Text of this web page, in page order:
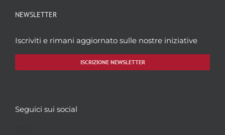
NEWSLETTER
Iscriviti e rimani aggiornato sulle nostre iniziative
ISCRIZIONE NEWSLETTER
Seguici sui social